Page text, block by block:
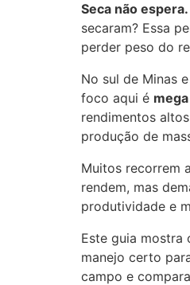
Seca não espera.
secaram? Essa
perder peso do
No sul de Minas
foco aqui é
rendimentos
produção de
Muitos recorrem
rendem, mas
produtividade e
Este guia mostra
manejo certo
campo e